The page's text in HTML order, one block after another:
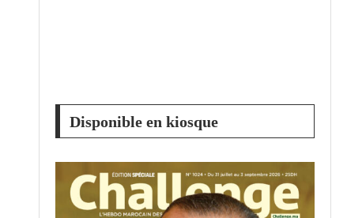
Disponible en kiosque